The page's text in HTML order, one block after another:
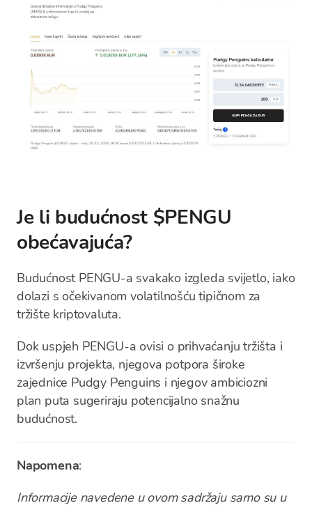
Je li budućnost $PENGU
obećavajuća?
Budućnost PENGU-a svakako izgleda svijetlo, iako
dolazi s očekivanom volatilnošću tipičnom za
tržište kriptovaluta.
Dok uspjeh PENGU-a ovisi o prihvaćanju tržišta i
izvršenju projekta, njegova potpora široke
zajednice Pudgy Penguins i njegov ambiciozni
plan puta sugeriraju potencijalno snažnu
budućnost.
Napomena:
Informacije navedene u ovom sadržaju samo su u